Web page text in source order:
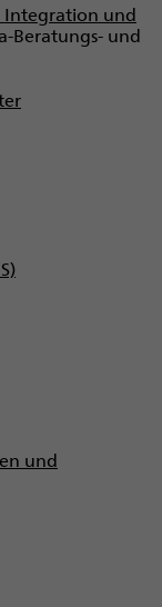
Integration und
Beratungs- und
und